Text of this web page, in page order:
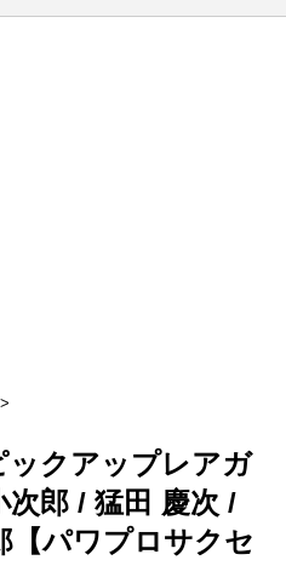
>
クアップレアガ
次郎 / 猛田 慶次 /
【パワプロサクセ